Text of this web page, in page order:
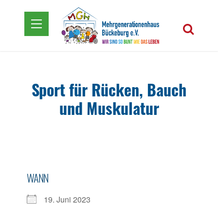
Sport für Rücken, Bauch
und Muskulatur
WANN
19. Juni 2023